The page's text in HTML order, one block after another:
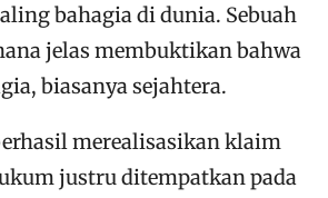
bahagia di dunia. Sebuah
jelas membuktikan bahwa
biasanya sejahtera.
merealisasikan klaim
justru ditempatkan pada